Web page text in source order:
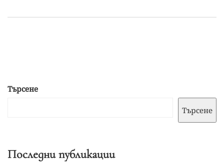
Търсене
Търсене
Последни публикации